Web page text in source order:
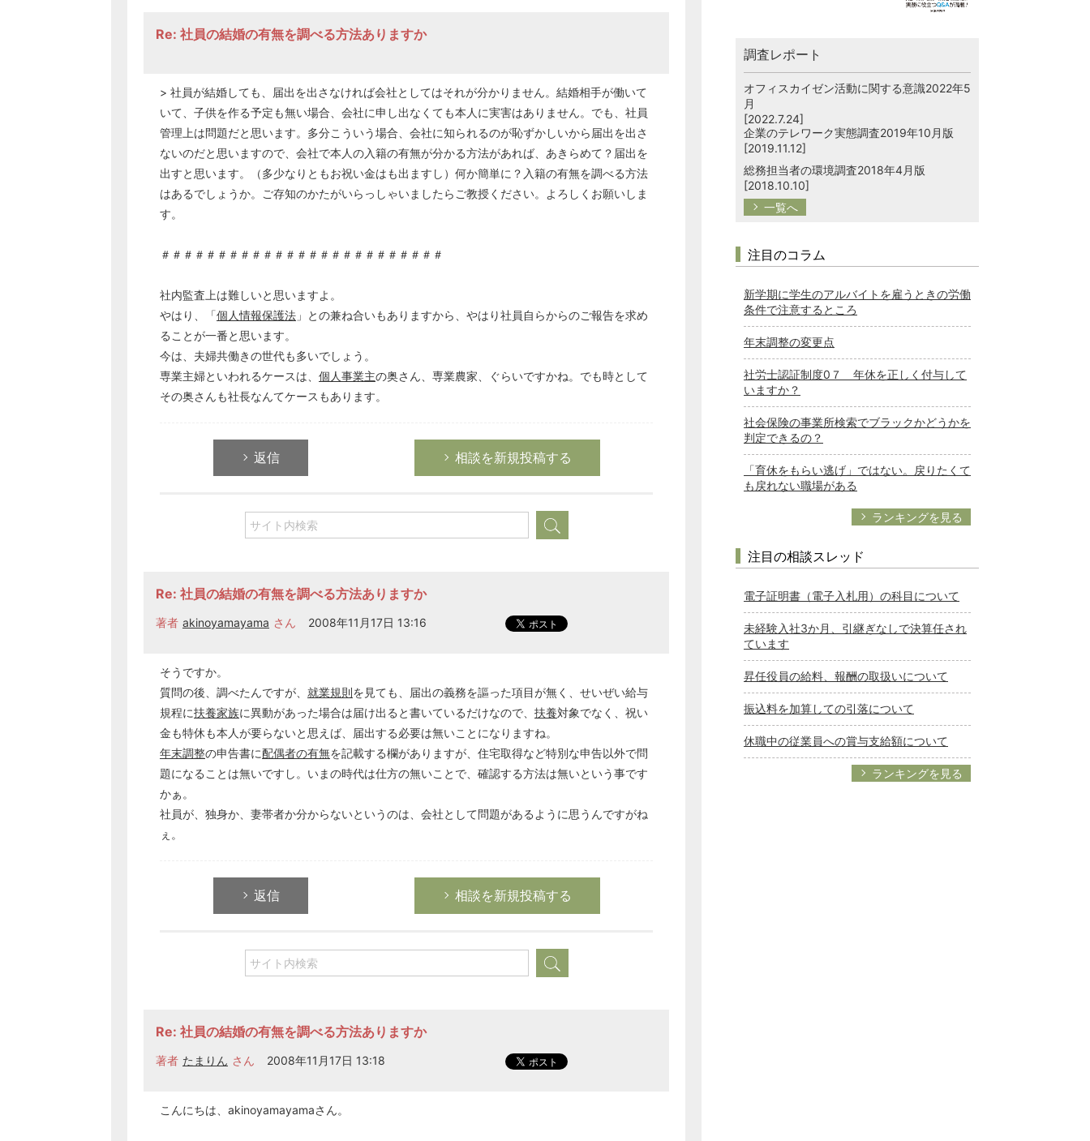
Re: 社員の結婚の有無を調べる方法ありますか
> 社員が結婚しても、届出を出さなければ会社としてはそれが分かりません。結婚相手が働いて
いて、子供を作る予定も無い場合、会社に申し出なくても本人に実害はありません。でも、社員
管理上は問題だと思います。多分こういう場合、会社に知られるのが恥ずかしいから届出を出さ
ないのだと思いますので、会社で本人の入籍の有無が分かる方法があれば、あきらめて？届出を
出すと思います。（多少なりともお祝い金はも出ますし）何か簡単に？入籍の有無を調べる方法
はあるでしょうか。ご存知のかたがいらっしゃいましたらご教授ください。よろしくお願いしま
す。
＃＃＃＃＃＃＃＃＃＃＃＃＃＃＃＃＃＃＃＃＃＃＃＃＃
社内監査上は難しいと思いますよ。
やはり、「個人情報保護法 」との兼ね合いもありますから、やはり社員自らからのご報告を求め
ることが一番と思います。
今は、夫婦共働きの世代も多いでしょう。
専業主婦といわれるケースは、 個人事業主の奥さん、専業農家、ぐらいですかね。でも時として
その奥さんも社長なんてケースもあります。
返信 相談を新規投稿する
Re: 社員の結婚の有無を調べる方法ありますか
著者 akinoyamayama さん 2008年11月17日 13:16
そうですか。
質問の後、調べたんですが、 就業規則を見ても、届出の義務を謳った項目が無く、せいぜい給与
規程に扶養家族に異動があった場合は届け出ると書いているだけなので、 扶養対象でなく、祝い
金も特休も本人が要らないと思えば、届出する必要は無いことになりますね。
年末調整の申告書に配偶者の有無を記載する欄がありますが、住宅取得など特別な申告以外で問
題になることは無いですし。いまの時代は仕方の無いことで、確認する方法は無いという事です
かぁ。
社員が、独身か、妻帯者か分からないというのは、会社として問題があるように思うんですがね
ぇ。
返信 相談を新規投稿する
Re: 社員の結婚の有無を調べる方法ありますか
著者 たまりん さん 2008年11月17日 13:18
こんにちは、akinoyamayamaさん。
どのカテゴリーに投稿しますか？
税務経理
企業法務
秘書のノウハウ
調査レポート
オフィスカイゼン活動に関する意識2022年5
月
[2022.7.24]
企業のテレワーク実態調査2019年10月版
[2019.11.12]
総務担当者の環境調査2018年4月版
[2018.10.10]
一覧へ
注目のコラム
新学期に学生のアルバイトを雇うときの労働
条件で注意するところ
年末調整の変更点
社労士認証制度0７ 年休を正しく付与して
いますか？
社会保険の事業所検索でブラックかどうかを
判定できるの？
「育休をもらい逃げ」ではない。戻りたくて
も戻れない職場がある
ランキングを見る
注目の相談スレッド
電子証明書（電子入札用）の科目について
未経験入社3か月、引継ぎなしで決算任され
ています
昇任役員の給料、報酬の取扱いについて
振込料を加算しての引落について
休職中の従業員への賞与支給額について
ランキングを見る